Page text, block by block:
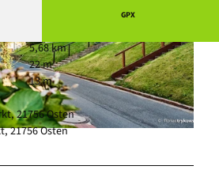
| CC-BY-SA
GPX
5,68 km
22 m
13 m
21756 Osten
21756 Osten